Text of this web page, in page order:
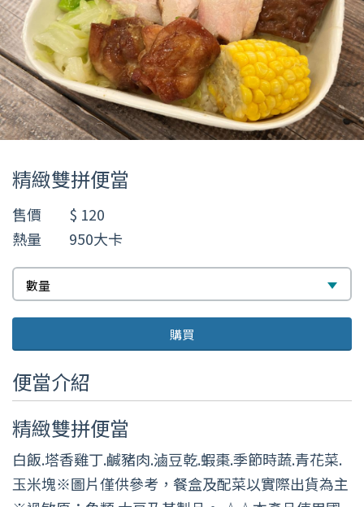
精緻雙拼便當
售價
$ 120
熱量
950大卡
數量
購買
便當介紹
精緻雙拼便當
白飯.塔香雞丁.鹹豬肉.滷豆乾.蝦棗.季節時蔬.青花菜.
玉米塊※圖片僅供參考，餐盒及配菜以實際出貨為主